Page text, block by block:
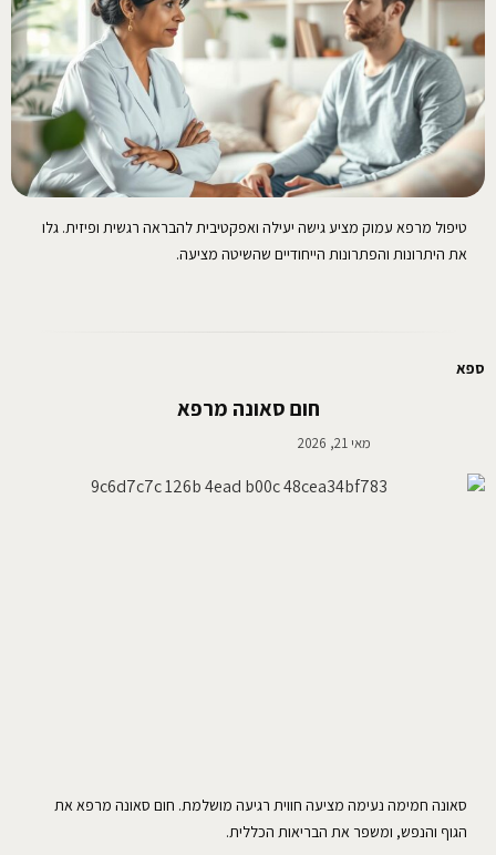
טיפול מרפא עמוק מציע גישה יעילה ואפקטיבית להבראה רגשית ופיזית. גלו
את היתרונות והפתרונות הייחודיים שהשיטה מציעה.
ספא
חום סאונה מרפא
מאי 21, 2026
סאונה חמימה נעימה מציעה חווית רגיעה מושלמת. חום סאונה מרפא את
הגוף והנפש, ומשפר את הבריאות הכללית.